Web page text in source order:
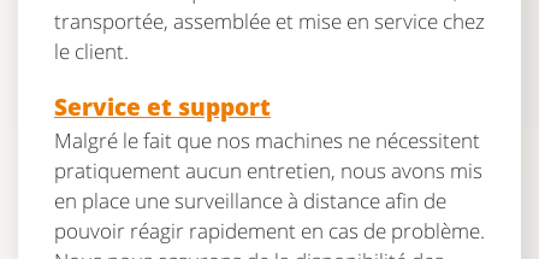
transportée, assemblée et mise en service chez
le client.
Service et support
Malgré le fait que nos machines ne nécessitent
pratiquement aucun entretien, nous avons mis
en place une surveillance à distance afin de
pouvoir réagir rapidement en cas de problème.